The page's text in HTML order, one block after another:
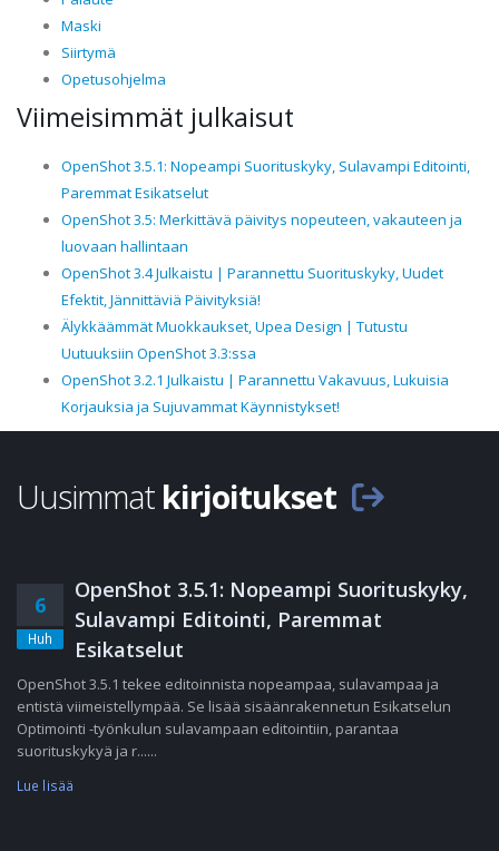
Maski
Siirtymä
Opetusohjelma
Viimeisimmät julkaisut
OpenShot 3.5.1: Nopeampi Suorituskyky, Sulavampi Editointi,
Paremmat Esikatselut
OpenShot 3.5: Merkittävä päivitys nopeuteen, vakauteen ja
luovaan hallintaan
OpenShot 3.4 Julkaistu | Parannettu Suorituskyky, Uudet
Efektit, Jännittäviä Päivityksiä!
Älykkäämmät Muokkaukset, Upea Design | Tutustu
Uutuuksiin OpenShot 3.3:ssa
OpenShot 3.2.1 Julkaistu | Parannettu Vakavuus, Lukuisia
Korjauksia ja Sujuvammat Käynnistykset!
Uusimmat kirjoitukset
6
Huh
OpenShot 3.5.1: Nopeampi Suorituskyky,
Sulavampi Editointi, Paremmat
Esikatselut
OpenShot 3.5.1 tekee editoinnista nopeampaa, sulavampaa ja
entistä viimeistellympää. Se lisää sisäänrakennetun Esikatselun
Optimointi -työnkulun sulavampaan editointiin, parantaa
suorituskykyä ja r......
Lue lisää